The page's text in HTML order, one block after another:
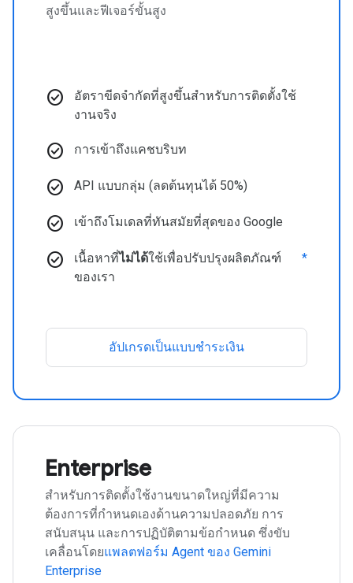
สูงขึ้นและฟีเจอร์ขั้นสูง
check_circle
อัตราขีดจำกัดที่สูงขึ้นสำหรับการติดตั้งใช้
งานจริง
check_circle การเข้าถึงแคชบริบท
check_circle API แบบกลุ่ม (ลดต้นทุนได้ 50%)
check_circle เข้าถึงโมเดลที่ทันสมัยที่สุดของ Google
check_circle เนื้อหาที่ไม่ได้ใช้เพื่อปรับปรุงผลิตภัณฑ์
ของเรา
*
อัปเกรดเป็นแบบชำระเงิน
Enterprise
สำหรับการติดตั้งใช้งานขนาดใหญ่ที่มีความ
ต้องการที่กำหนดเองด้านความปลอดภัย การ
สนับสนุน และการปฏิบัติตามข้อกำหนด ซึ่งขับ
เคลื่อนโดยแพลตฟอร์ม Agent ของ Gemini
Enterprise